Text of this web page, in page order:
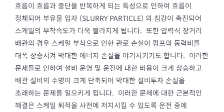
흐름이 흐름과 중단을 반복하게 되는 특성으로 인하여 흐름이
정체되어 부유물 입자 (SLURRY PARTICLE) 의 침강이 촉진되어
스케일의 부착속도가 더욱 빨라지게 됩니다. 또한 압력식 장거리
배관의 경우 스케일 부착으로 인한 관로 손실이 펌프의 동력비를
대폭 상승시켜 막대한 에너지 손실을 야기시키기도 합니다. 이러한
문제들로 인하여 설비 운영 및 운전에 대한 비용이 크게 상승하고
배관 설비의 수명이 크게 단축되어 막대한 설비투자 손실을
초래하는 문제를 일으키게 됩니다. 이러한 문제에 대한 근본적인
해결은 스케일 퇴적을 사전에 저지시킬 수 있도록 운전 중에